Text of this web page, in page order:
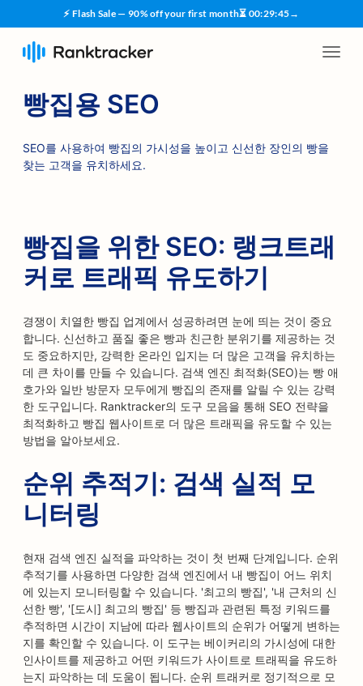
⚡ Flash Sale — 90% off your first month⏳ 00:29:45→
빵집용 SEO
SEO를 사용하여 빵집의 가시성을 높이고 신선한 장인의 빵을
찾는 고객을 유치하세요.
빵집을 위한 SEO: 랭크트래
커로 트래픽 유도하기
경쟁이 치열한 빵집 업계에서 성공하려면 눈에 띄는 것이 중요
합니다. 신선하고 품질 좋은 빵과 친근한 분위기를 제공하는 것
도 중요하지만, 강력한 온라인 입지는 더 많은 고객을 유치하는
데 큰 차이를 만들 수 있습니다. 검색 엔진 최적화(SEO)는 빵 애
호가와 일반 방문자 모두에게 빵집의 존재를 알릴 수 있는 강력
한 도구입니다. Ranktracker의 도구 모음을 통해 SEO 전략을
최적화하고 빵집 웹사이트로 더 많은 트래픽을 유도할 수 있는
방법을 알아보세요.
순위 추적기: 검색 실적 모
니터링
현재 검색 엔진 실적을 파악하는 것이 첫 번째 단계입니다. 순위
추적기를 사용하면 다양한 검색 엔진에서 내 빵집이 어느 위치
에 있는지 모니터링할 수 있습니다. '최고의 빵집', '내 근처의 신
선한 빵', '[도시] 최고의 빵집' 등 빵집과 관련된 특정 키워드를
추적하면 시간이 지남에 따라 웹사이트의 순위가 어떻게 변하는
지를 확인할 수 있습니다. 이 도구는 베이커리의 가시성에 대한
인사이트를 제공하고 어떤 키워드가 사이트로 트래픽을 유도하
는지 파악하는 데 도움이 됩니다. 순위 트래커로 정기적으로 모